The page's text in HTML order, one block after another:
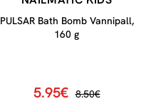
PULSAR Bath Bomb Vannipall,
160 g
5.95€ 8.50€